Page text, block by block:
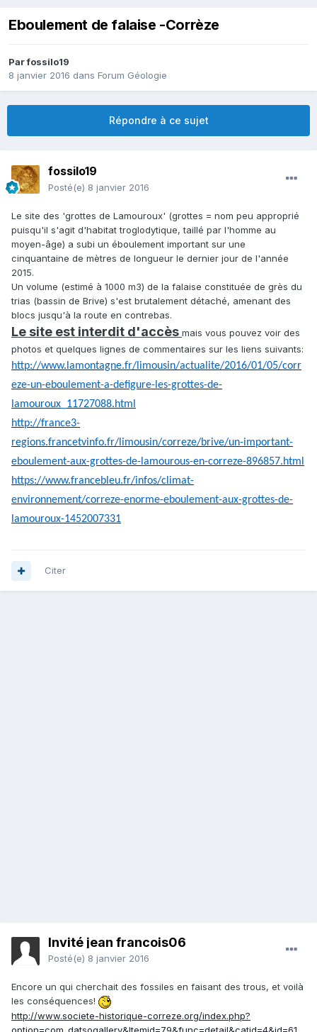
Eboulement de falaise -Corrèze
Parfossilo19
8 janvier 2016 dans Forum Géologie
Répondre à ce sujet
fossilo19
Posté(e) 8 janvier 2016
Le site des 'grottes de Lamouroux' (grottes = nom peu approprié
puisqu'il s'agit d'habitat troglodytique, taillé par l'homme au
moyen-âge) a subi un éboulement important sur une
cinquantaine de mètres de longueur le dernier jour de l'année
2015.
Un volume (estimé à 1000 m3) de la falaise constituée de grès du
trias (bassin de Brive) s'est brutalement détaché, amenant des
blocs jusqu'à la route en contrebas.
Le site est interdit d'accès mais vous pouvez voir des
photos et quelques lignes de commentaires sur les liens suivants:
http://www.lamontagne.fr/limousin/actualite/2016/01/05/corr
eze-un-eboulement-a-defigure-les-grottes-de-
lamouroux_11727088.html
http://france3-
regions.francetvinfo.fr/limousin/correze/brive/un-important-
eboulement-aux-grottes-de-lamourous-en-correze-896857.html
https://www.francebleu.fr/infos/climat-
environnement/correze-enorme-eboulement-aux-grottes-de-
lamouroux-1452007331
Citer
Invité jean francois06
Posté(e) 8 janvier 2016
Encore un qui cherchait des fossiles en faisant des trous, et voilà
les conséquences!
http://www.societe-historique-correze.org/index.php?